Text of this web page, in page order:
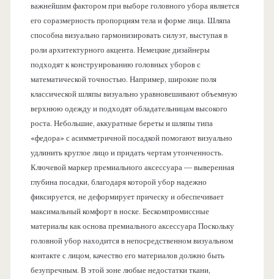
важнейшим фактором при выборе головного убора является
его соразмерность пропорциям тела и форме лица. Шляпа
способна визуально гармонизировать силуэт, выступая в
роли архитектурного акцента. Немецкие дизайнеры
подходят к конструированию головных уборов с
математической точностью. Например, широкие поля
классической шляпы визуально уравновешивают объемную
верхнюю одежду и подходят обладательницам высокого
роста. Небольшие, аккуратные береты и шляпы типа
«федора» с асимметричной посадкой помогают визуально
удлинить круглое лицо и придать чертам утонченность.
Ключевой маркер премиального аксессуара — выверенная
глубина посадки, благодаря которой убор надежно
фиксируется, не деформирует прическу и обеспечивает
максимальный комфорт в носке. Бескомпромиссные
материалы как основа премиального аксессуара Поскольку
головной убор находится в непосредственном визуальном
контакте с лицом, качество его материалов должно быть
безупречным. В этой зоне любые недостатки ткани,